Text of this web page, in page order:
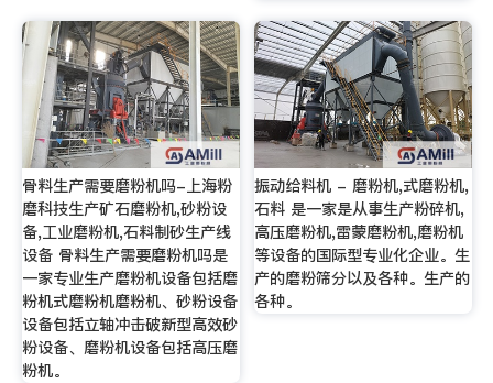
骨料生产需要磨粉机吗-上海粉
磨科技生产矿石磨粉机,砂粉设
备,工业磨粉机,石料制砂生产线
设备 骨料生产需要磨粉机吗是
一家专业生产磨粉机设备包括磨
粉机式磨粉机磨粉机、砂粉设备
设备包括立轴冲击破新型高效砂
粉设备、磨粉机设备包括高压磨
粉机。
振动给料机 - 磨粉机,式磨粉机,
石料 是一家是从事生产粉碎机,
高压磨粉机,雷蒙磨粉机,磨粉机
等设备的国际型专业化企业。生
产的磨粉筛分以及各种。生产的
各种。